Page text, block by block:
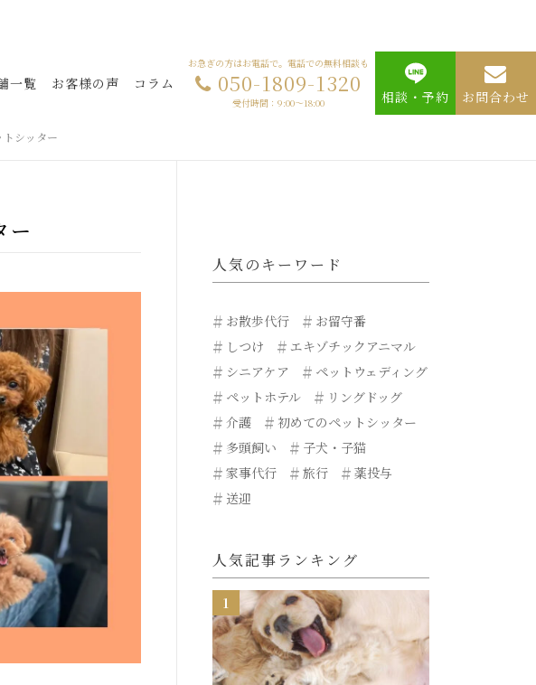
一覧 お客様の声 コラム
お急ぎの方はお電話で。電話での無料相談も
050-1809-1320
受付時間：9:00～18:00 相談・予約 お問合わせ
シッター
ー
人気のキーワード
お散歩代行
お留守番
しつけ
エキゾチックアニマル
シニアケア
ペットウェディング
ペットホテル
リングドッグ
介護
初めてのペットシッター
多頭飼い
子犬・子猫
家事代行
旅行
薬投与
送迎
人気記事ランキング